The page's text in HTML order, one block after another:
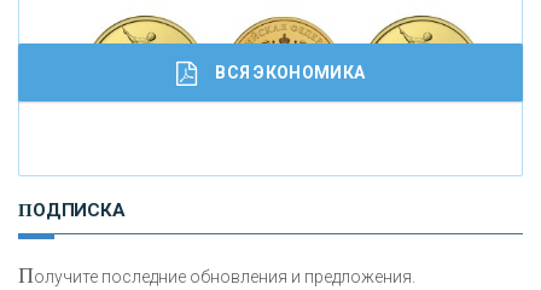
И
сохранения и увеличения капитала
ВСЯ ЭКОНОМИКА
ПОДПИСКА
Получите последние обновления и предложения.